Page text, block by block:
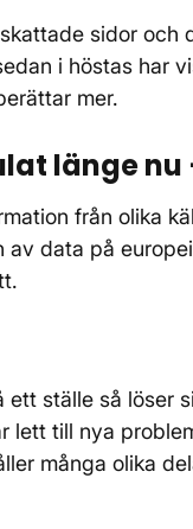
sidor och
i höstas har
mer.
länge nu
från olika
data på
ställe så löser
lett till nya
många olika